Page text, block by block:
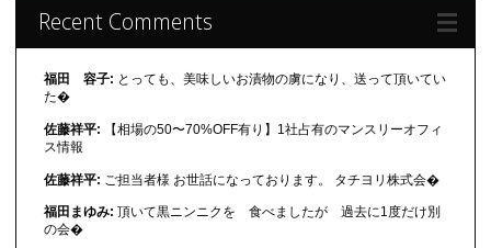
Recent Comments
福田 容子: とっても、美味しいお漬物の虜になり、送って頂いてい
た�
佐藤祥平: 【相場の50〜70%OFF有り】1社占有のマンスリーオフィ
ス情報
佐藤祥平: ご担当者様 お世話になっております。 タチヨリ株式会�
福田まゆみ: 頂いて黒ニンニクを 食べましたが 過去に1度だけ別
の会�